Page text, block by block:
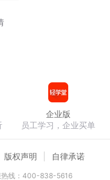
企业版
员工学习，企业买单
版权声明 自律承诺
热线：400-838-5616